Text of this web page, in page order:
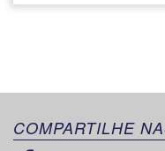
COMPARTILHE